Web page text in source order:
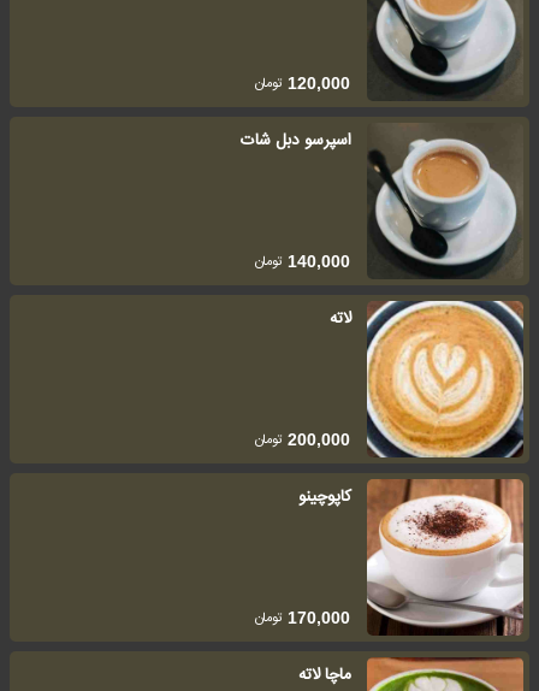
120,000 تومان
اسپرسو دبل شات
140,000 تومان
لاته
200,000 تومان
کاپوچینو
170,000 تومان
ماچا لاته